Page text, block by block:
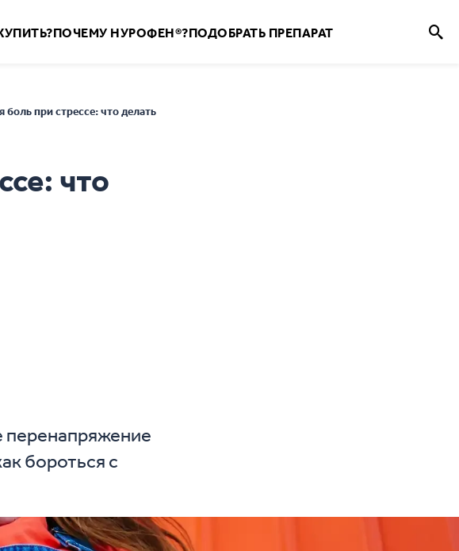
ПОЧЕМУ НУРОФЕН®?ПОДОБРАТЬ ПРЕПАРАТ
боль при стрессе: что делать
что
перенапряжение
бороться с​